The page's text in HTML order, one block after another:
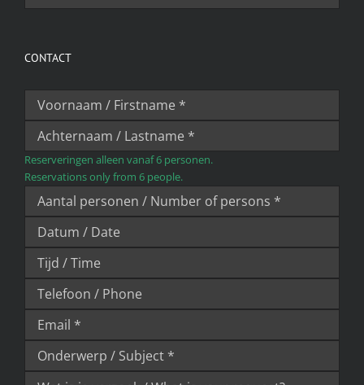
CONTACT
Reserveringen alleen vanaf 6 personen.
Reservations only from 6 people.